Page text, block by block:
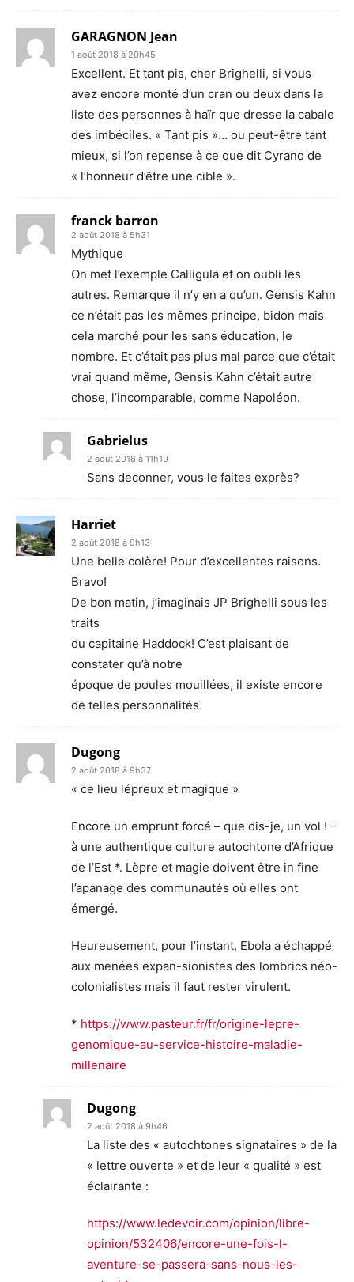
GARAGNON Jean
1 août 2018 à 20h45
Excellent. Et tant pis, cher Brighelli, si vous
avez encore monté d’un cran ou deux dans la
liste des personnes à haïr que dresse la cabale
des imbéciles. « Tant pis »… ou peut-être tant
mieux, si l’on repense à ce que dit Cyrano de
« l’honneur d’être une cible ».
franck barron
2 août 2018 à 5h31
Mythique
On met l’exemple Calligula et on oubli les
autres. Remarque il n’y en a qu’un. Gensis Kahn
ce n’était pas les mêmes principe, bidon mais
cela marché pour les sans éducation, le
nombre. Et c’était pas plus mal parce que c’était
vrai quand même, Gensis Kahn c’était autre
chose, l’incomparable, comme Napoléon.
Gabrielus
2 août 2018 à 11h19
Sans deconner, vous le faites exprès?
Harriet
2 août 2018 à 9h13
Une belle colère! Pour d’excellentes raisons.
Bravo!
De bon matin, j’imaginais JP Brighelli sous les
traits
du capitaine Haddock! C’est plaisant de
constater qu’à notre
époque de poules mouillées, il existe encore
de telles personnalités.
Dugong
2 août 2018 à 9h37
« ce lieu lépreux et magique »
Encore un emprunt forcé – que dis-je, un vol ! –
à une authentique culture autochtone d’Afrique
de l’Est *. Lèpre et magie doivent être in fine
l’apanage des communautés où elles ont
émergé.
Heureusement, pour l’instant, Ebola a échappé
aux menées expan-sionistes des lombrics néo-
colonialistes mais il faut rester virulent.
* https://www.pasteur.fr/fr/origine-lepre-
genomique-au-service-histoire-maladie-
millenaire
Dugong
2 août 2018 à 9h46
La liste des « autochtones signataires » de la
« lettre ouverte » et de leur « qualité » est
éclairante :
https://www.ledevoir.com/opinion/libre-
opinion/532406/encore-une-fois-l-
aventure-se-passera-sans-nous-les-